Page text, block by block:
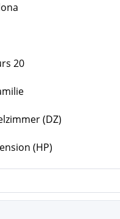
20
(DZ)
(HP)